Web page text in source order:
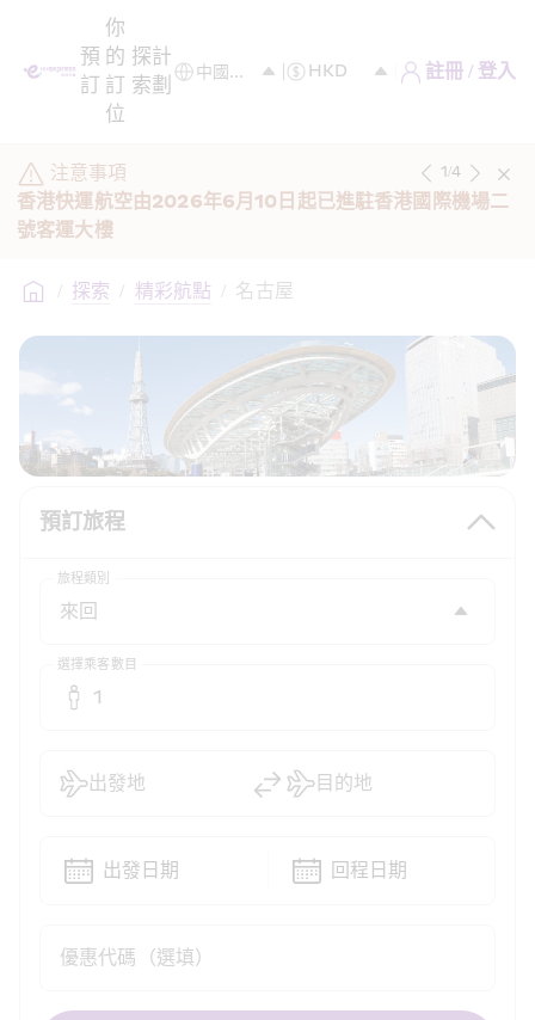
預
訂
你
的
訂
位
探
索
計
劃
註冊 / 登入
注意事項
香港快運航空由2026年6月10日起已進駐香港國際機場二
號客運大樓
1/4
/ 探索 / 精彩航點 / 名古屋
預訂旅程
旅程類別
選擇乘客數目
1
優惠代碼（選填）
出發地 目的地
出發日期 回程日期